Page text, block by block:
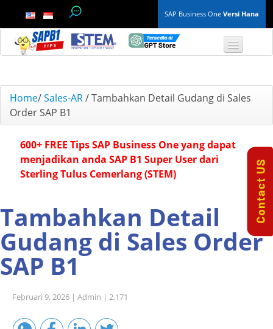
SAP Business One Versi Hana
TOP 10 B1 TIPS
Finance & Accounting
Inventory & Production
Project Management
Home/Sales-AR/Tambahkan Detail Gudang di Sales
Order SAP B1
600+ FREE Tips SAP Business One yang dapat
menjadikan anda SAP B1 Super User dari
Sterling Tulus Cemerlang (STEM)
Tambahkan Detail
Gudang di Sales Order
SAP B1
Februari 9, 2026 | Admin | 2,171